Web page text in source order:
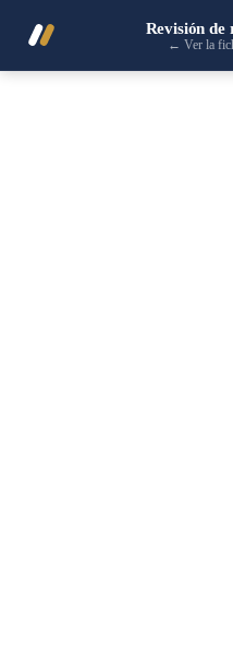
Revisión de
← Ver la